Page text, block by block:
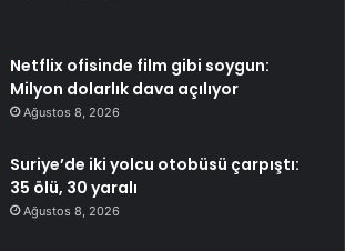
Netflix ofisinde film gibi soygun:
Milyon dolarlık dava açılıyor
Ağustos 8, 2026
Suriye’de iki yolcu otobüsü çarpıştı:
35 ölü, 30 yaralı
Ağustos 8, 2026